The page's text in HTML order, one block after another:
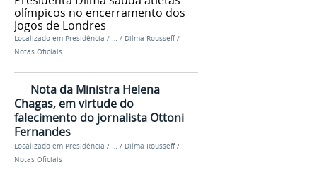
olímpicos no encerramento dos
Jogos de Londres
Localizado em Presidência / … / Dilma Rousseff /
Notas Oficiais
Nota da Ministra Helena
Chagas, em virtude do
falecimento do jornalista Ottoni
Fernandes
Localizado em Presidência / … / Dilma Rousseff /
Notas Oficiais